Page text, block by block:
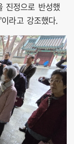
진정으로 반성했
라고 강조했다.